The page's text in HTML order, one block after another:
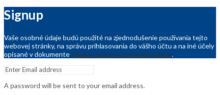
Signup
Vaše osobné údaje budú použité na zjednodušenie používania tejto
webovej stránky, na správu prihlasovania do vášho účtu a na iné účely
opísané v dokumente Zásady ochrany osobných údajov.
A password will be sent to your email address.